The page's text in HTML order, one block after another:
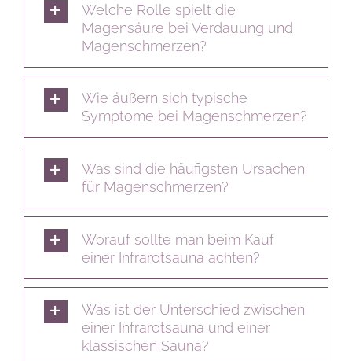
Welche Rolle spielt die
Magensäure bei Verdauung und
Magenschmerzen?
Wie äußern sich typische
Symptome bei Magenschmerzen?
Was sind die häufigsten Ursachen
für Magenschmerzen?
Worauf sollte man beim Kauf
einer Infrarotsauna achten?
Was ist der Unterschied zwischen
einer Infrarotsauna und einer
klassischen Sauna?